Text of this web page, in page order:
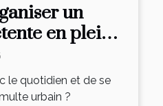
un
en pleine
le quotidien et de se
urbain ?